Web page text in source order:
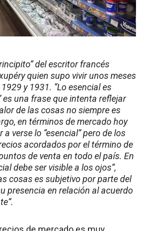
del escritor francés
quien supo vivir unos meses
y 1931. “Lo esencial es
es una frase que intenta reflejar
de las cosas no siempre es
en términos de mercado hoy
verse lo “esencial” pero de los
acordados por el término de
de venta en todo el país. En
debe ser visible a los ojos”,
cosas es subjetivo por parte del
presencia en relación al acuerdo